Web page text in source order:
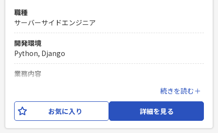
上DWH(データウェアハウス）＆データマートの 加工処理設
計運用 ・現行システム→新システムへデータ移行 開発環境：
Python, BigQuqery, Aurora MySQL 2.0/3.0, Aurora
PostgreSQL AWS (EC2, S3, Lambda等) , GCP Github GitHub
Actions dagster
必須スキル
・GCPやAWSパブリッククラウドにおけるデータ分析基盤構
築＆運用の経験 ・BigQuery1年以上 ・データウェアハウスへ
データパイプライン運用の経験 ・DB側の知識とSQL利用の経
験 ・PythonによるWebアプリケーション開発経験 ・チャッ
トでのコミュニケーションが可能
職種
サーバーサイドエンジニア
開発環境
Python, Django
業務内容
にあたり、COBOLプログラムをpython（django）に移行す
る。
続きを読む＋
お気に入り 詳細を見る